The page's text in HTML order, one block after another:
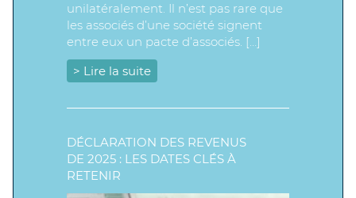
unilatéralement. Il n’est pas rare que
les associés d’une société signent
entre eux un pacte d’associés. […]
> Lire la suite
DÉCLARATION DES REVENUS
DE 2025 : LES DATES CLÉS À
RETENIR